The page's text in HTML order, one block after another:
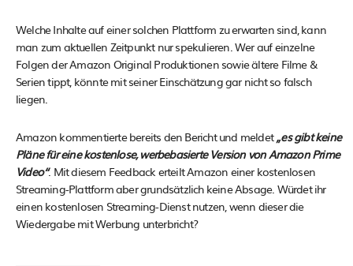
Welche Inhalte auf einer solchen Plattform zu erwarten sind, kann
man zum aktuellen Zeitpunkt nur spekulieren. Wer auf einzelne
Folgen der Amazon Original Produktionen sowie ältere Filme &
Serien tippt, könnte mit seiner Einschätzung gar nicht so falsch
liegen.
Amazon kommentierte bereits den Bericht und meldet„es gibt keine
Pläne für eine kostenlose, werbebasierte Version von Amazon Prime
Video“. Mit diesem Feedback erteilt Amazon einer kostenlosen
Streaming-Plattform aber grundsätzlich keine Absage. Würdet ihr
einen kostenlosen Streaming-Dienst nutzen, wenn dieser die
Wiedergabe mit Werbung unterbricht?